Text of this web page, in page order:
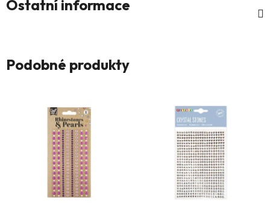
Ostatní informace
Podobné produkty